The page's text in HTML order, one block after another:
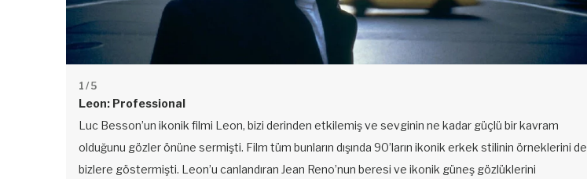
1 / 5
Leon: Professional
Luc Besson’un ikonik filmi Leon, bizi derinden etkilemiş ve sevginin ne kadar güçlü bir kavram
olduğunu gözler önüne sermişti. Film tüm bunların dışında 90’ların ikonik erkek stilinin örneklerini de
bizlere göstermişti. Leon’u canlandıran Jean Reno’nun beresi ve ikonik güneş gözlüklerini